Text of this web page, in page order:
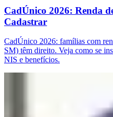
CadÚnico 2026: Renda
Cadastrar
CadÚnico 2026: famílias com
SM) têm direito. Veja como se
NIS e benefícios.